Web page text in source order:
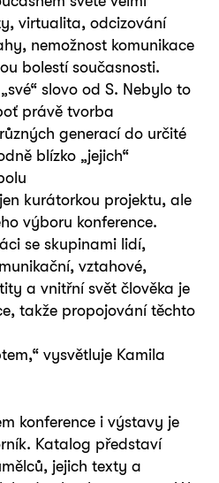
virtualita, odcizování
nemožnost komunikace
bolestí současnosti.
slovo od S. Nebylo to
právě tvorba
generací do určité
blízko „jejich“
kurátorkou projektu, ale
výboru konference.
se skupinami lidí,
vztahové,
a vnitřní svět člověka je
takže propojování těchto
vysvětluje Kamila
konference i výstavy je
Katalog představí
jejich texty a